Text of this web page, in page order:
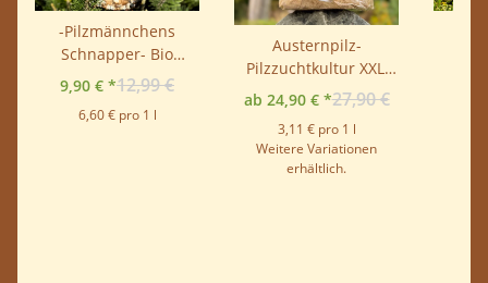
-Pilzmännchens
Schnapper- Bio
Shiitake-
Pilzzuchtzwerg fix &
fertig
9,90 € *12,99 €
6,60 € pro 1 l
Austernpilz-
Pilzzuchtkultur XXL,
BIO
ab 24,90 € *27,90 €
3,11 € pro 1 l
Weitere Variationen
erhältlich.